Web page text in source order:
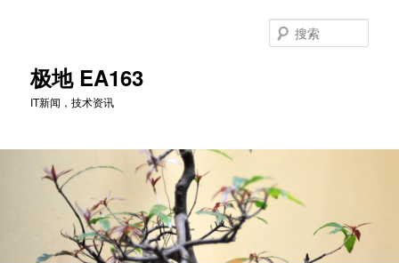
极地 EA163
IT新闻，技术资讯
索